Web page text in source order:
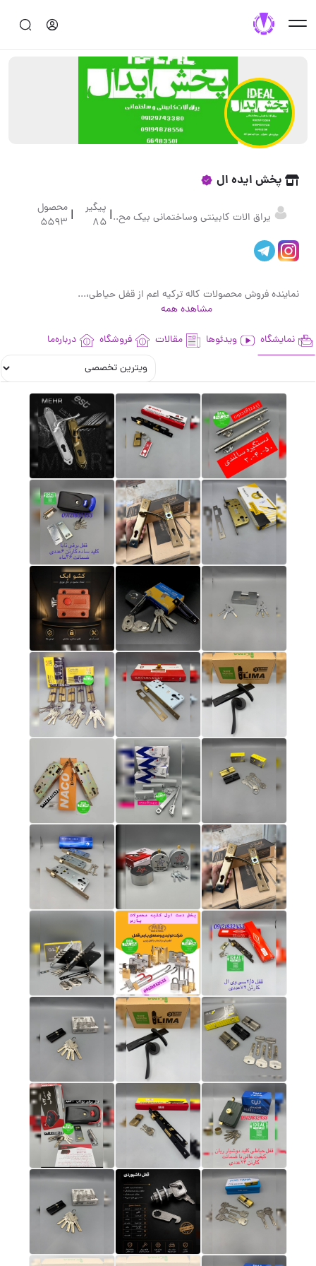
پخش ایده ال
یراق الات کابینتی وساختمانی بیک مح..| پیگیر
85
| محصول
5593
نماينده فروش محصولات كاله تركيه اعم از قفل حياطي،چهارلول،قفل شاخدار،گاوصندوقي،ضد سرقت بالا پايين،فنر كمپرسي نمايندگي محصولات قفل گيرا نمايندگيمحصولات شركت قفل و دستگيره پخش عمده يراق الات كابينتي وساختماني اعم از ريل كابينت ايراني وچيني،لولا ارام بند،معمولي،بدون كليپس،لولا خم معمولي وپمپي جك كابينتي، دستگيره كابينت،پولك،پيچ ام دي اف ايراني و چيني، جك اتوبوسي ،مگنت،جك ساعتي،جك معكوس،قفل ام دي اف تك پله ودوپله وپيچ دستگيره قفل ودستكيره و قفل كتابي وقفل اويز و كمدي تك پله و دوپله ،يراق الات درب ضد سرقت با مديريت :بيك محمدي 09129743380
مشاهده همه
نمایشگاه ویدئوها مقالات فروشگاه درباره‌ما